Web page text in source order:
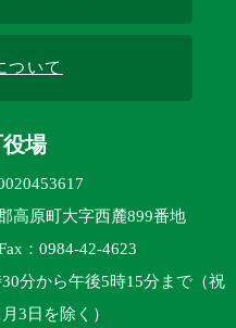
ついて
場
高原町大字西麓899番地
：0984-42-4623
分から午後5時15分まで（祝
3日を除く）